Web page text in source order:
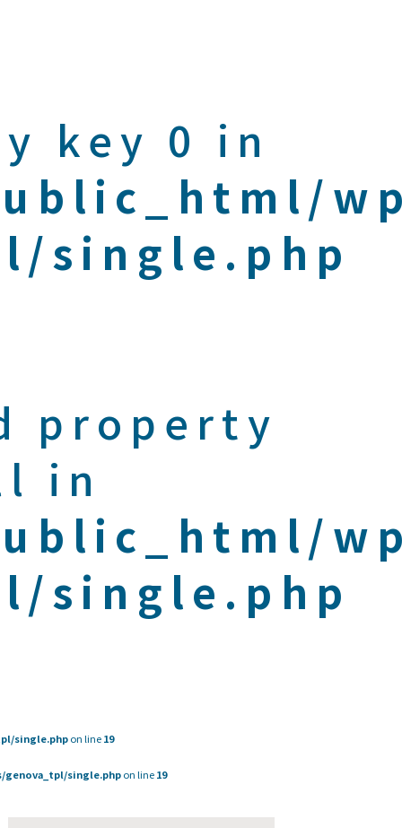
key 0 in
single.php
property
in
single.php
single.phpon line19
single.phpon line19